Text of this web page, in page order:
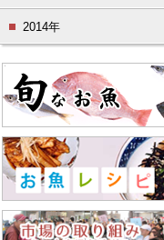
2014年